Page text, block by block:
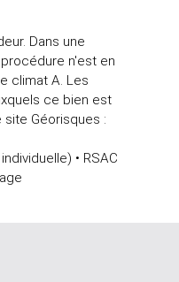
Dans une
n'est en
climat A. Les
ce bien est
Géorisques :
• RSAC